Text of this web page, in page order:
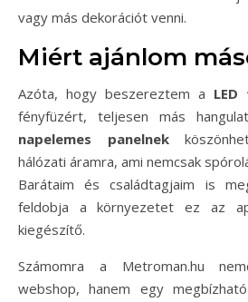
vagy más dekorációt venni.
Miért ajánlom
Azóta, hogy beszereztem a LED
fényfüzért, teljesen más
napelemes panelnek
hálózati áramra, ami nemcsak
Barátaim és családtagjaim is
feldobja a környezetet ez az
kiegészítő.
Számomra a Metroman.hu
webshop, hanem egy